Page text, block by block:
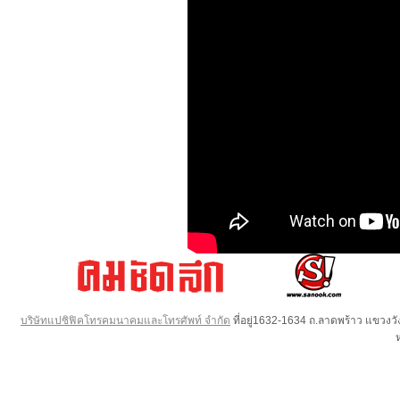
บริษัทแปซิฟิคโทรคมนาคมและโทรศัพท์ จำกัด ที่อยู่1632-1634 ถ.ลาดพร้าว แขวง